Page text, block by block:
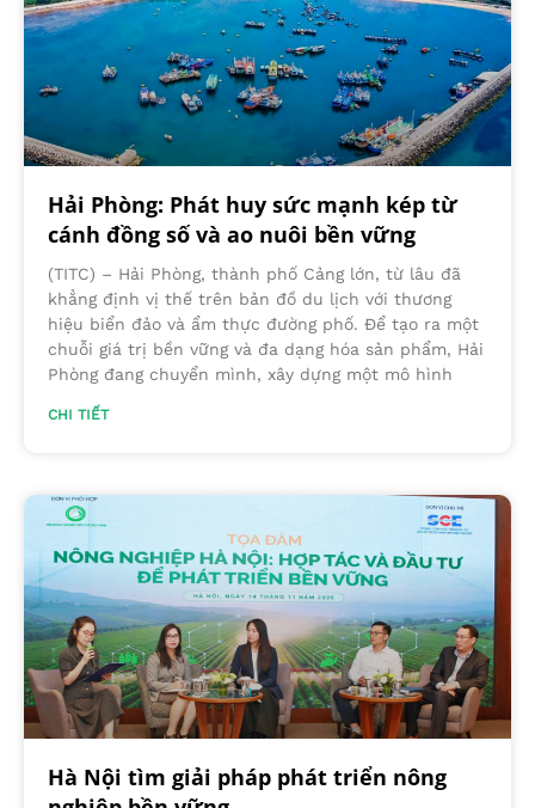
Hải Phòng: Phát huy sức mạnh kép từ
cánh đồng số và ao nuôi bền vững
(TITC) – Hải Phòng, thành phố Cảng lớn, từ lâu đã
khẳng định vị thế trên bản đồ du lịch với thương
hiệu biển đảo và ẩm thực đường phố. Để tạo ra một
chuỗi giá trị bền vững và đa dạng hóa sản phẩm, Hải
Phòng đang chuyển mình, xây dựng một mô hình
CHI TIẾT
Hà Nội tìm giải pháp phát triển nông